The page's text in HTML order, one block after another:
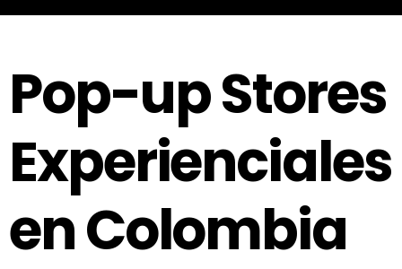
Pop-up Stores
Experienciales
en Colombia